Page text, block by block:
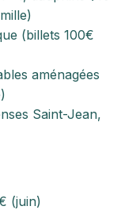
(billets 100€
aménagées
Saint-Jean,
(juin)